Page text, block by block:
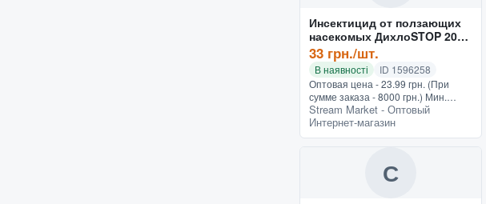
Инсектицид от ползающих
насекомых ДихлоSTOP 200
мл
33 грн./шт.
В наявності
ID 1596258
Оптовая цена - 23.99 грн. (При
сумме заказа - 8000 грн.) Мин.
заказ - 150 грн.Описание будет
добавлено в ближайшее время.
Характеристики Назначение...
Stream Market - Оптовый
Интернет-магазин
С